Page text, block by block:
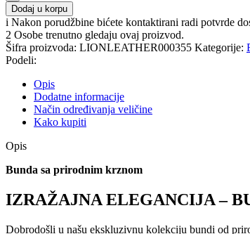
Dodaj u korpu
i Nakon porudžbine bićete kontaktirani radi potvrde
2 Osobe trenutno gledaju ovaj proizvod.
Šifra proizvoda: LIONLEATHER000355 Kategorije:
Podeli:
Opis
Dodatne informacije
Način određivanja veličine
Kako kupiti
Opis
Bunda sa prirodnim krznom
IZRAŽAJNA ELEGANCIJA –
Dobrodošli u našu ekskluzivnu kolekciju bundi od